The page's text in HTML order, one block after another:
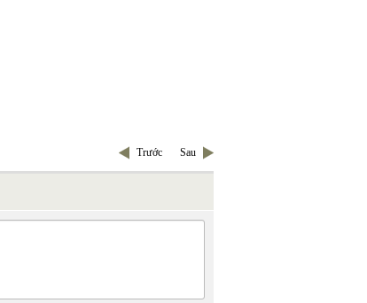
Trước Sau